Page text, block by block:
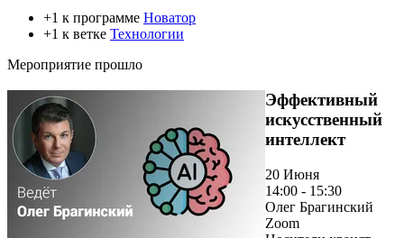
+1 к программе Новатор
+1 к ветке Технологии
Мероприятие прошло
Эффективный
искусственный
интеллект
20 Июня
14:00 - 15:30
Олег Брагинский
Zoom